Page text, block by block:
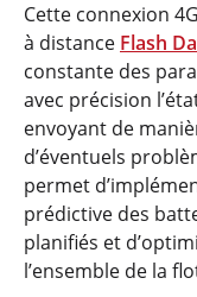
Cette connexion
à distance Flash
constante des
avec précision
envoyant de
d’éventuels
permet
prédictive des
planifiés et
l’ensemble de la